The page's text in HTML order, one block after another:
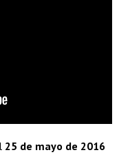
25 de mayo de 2016